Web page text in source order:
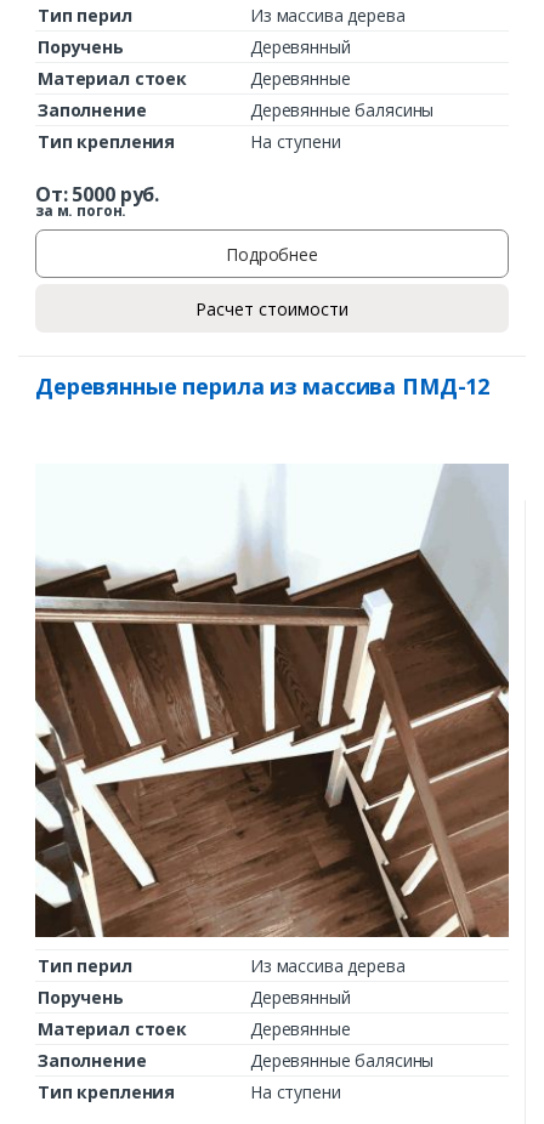
Тип перил
Из массива дерева
Поручень
Деревянный
Материал стоек
Деревянные
Заполнение
Деревянные балясины
Тип крепления
На ступени
От:5000руб.
за м. погон.
Подробнее
Расчет стоимости
Деревянные перила из массива ПМД-12
Тип перил
Из массива дерева
Поручень
Деревянный
Материал стоек
Деревянные
Заполнение
Деревянные балясины
Тип крепления
На ступени